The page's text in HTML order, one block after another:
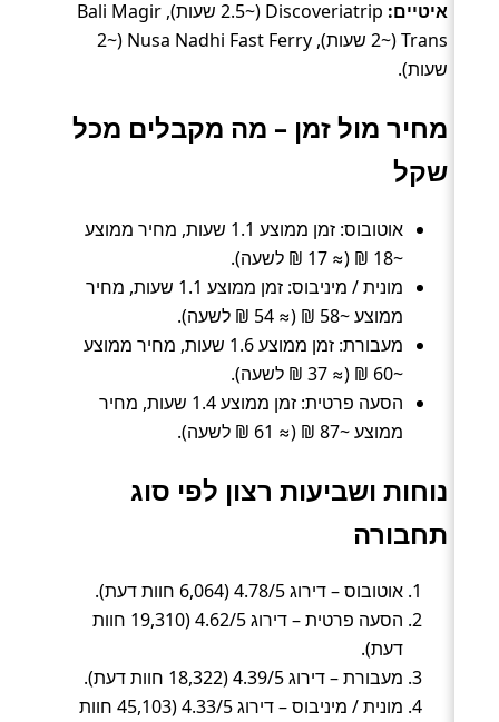
איטיים:
Discoveriatrip (~2.5 שעות), Bali Magir
Trans (~2 שעות), Nusa Nadhi Fast Ferry (~2
שעות).
מחיר מול זמן – מה מקבלים מכל
שקל
אוטובוס: זמן ממוצע 1.1 שעות, מחיר ממוצע
~18 ₪ (≈ 17 ₪ לשעה).
מונית / מיניבוס: זמן ממוצע 1.1 שעות, מחיר
ממוצע ~58 ₪ (≈ 54 ₪ לשעה).
מעבורת: זמן ממוצע 1.6 שעות, מחיר ממוצע
~60 ₪ (≈ 37 ₪ לשעה).
הסעה פרטית: זמן ממוצע 1.4 שעות, מחיר
ממוצע ~87 ₪ (≈ 61 ₪ לשעה).
נוחות ושביעות רצון לפי סוג
תחבורה
אוטובוס – דירוג 4.78/5 (6,064 חוות דעת).
הסעה פרטית – דירוג 4.62/5 (19,310 חוות
דעת).
מעבורת – דירוג 4.39/5 (18,322 חוות דעת).
מונית / מיניבוס – דירוג 4.33/5 (45,103 חוות